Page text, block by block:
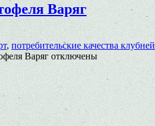
Варяг
,потребительские качества клубней
Варяготключены